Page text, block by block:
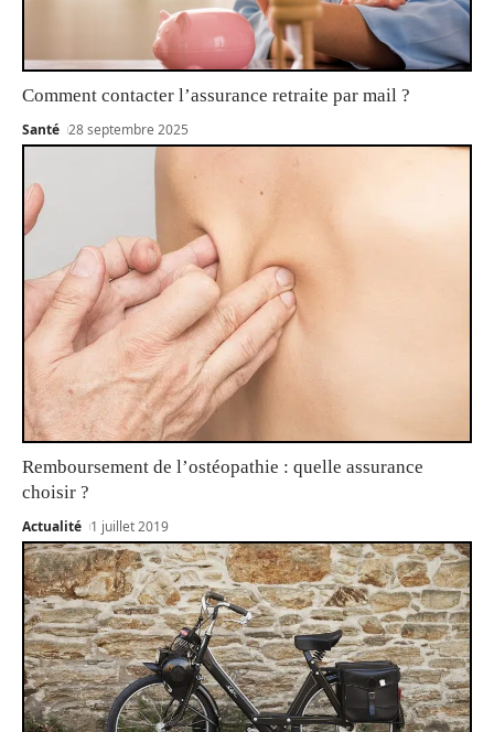
Comment contacter l’assurance retraite par mail ?
Santé 28 septembre 2025
Remboursement de l’ostéopathie : quelle assurance
choisir ?
Actualité 1 juillet 2019